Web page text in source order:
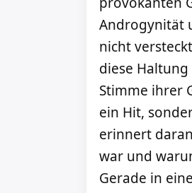
Androgynität
nicht
diese
Stimme ihrer
ein Hit,
erinnert
war und
Gerade in